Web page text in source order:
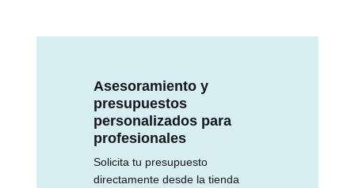
Asesoramiento y
presupuestos
personalizados para
profesionales
Solicita tu presupuesto
directamente desde la tienda